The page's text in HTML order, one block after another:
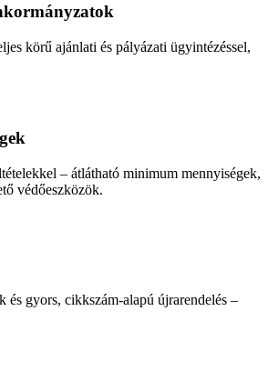
körű ajánlati és pályázati ügyintézéssel,
– átlátható minimum mennyiségek,
védőeszközök.
és gyors, cikkszám-alapú újrarendelés –